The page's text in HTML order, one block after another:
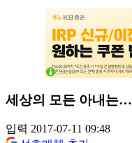
세상의 모든 아내는…
입력 2017-07-11 09:48